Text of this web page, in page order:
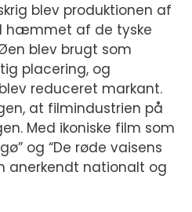
blev produktionen af
hæmmet af de tyske
blev brugt som
placering, og
reduceret markant.
at filmindustrien på
Med ikoniske film som
og “De røde vaisens
anerkendt nationalt og